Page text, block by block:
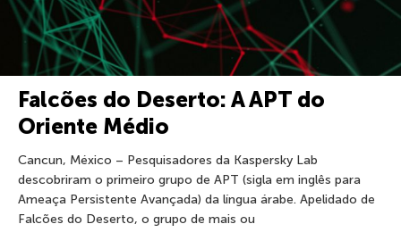
Falcões do Deserto: A APT do
Oriente Médio
Cancun, México – Pesquisadores da Kaspersky Lab
descobriram o primeiro grupo de APT (sigla em inglês para
Ameaça Persistente Avançada) da língua árabe. Apelidado de
Falcões do Deserto, o grupo de mais ou